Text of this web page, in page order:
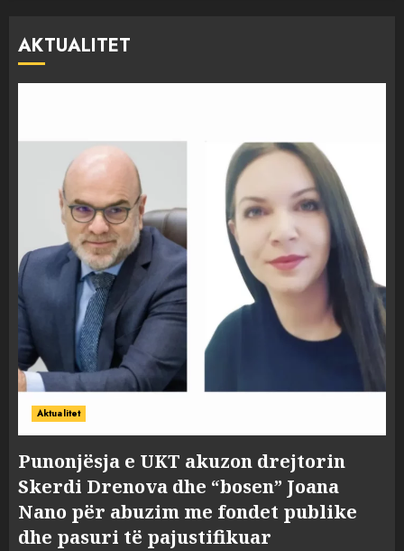
AKTUALITET
Aktualitet
Punonjësja e UKT akuzon drejtorin
Skerdi Drenova dhe “bosen” Joana
Nano për abuzim me fondet publike
dhe pasuri të pajustifikuar